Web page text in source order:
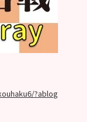
?ablog